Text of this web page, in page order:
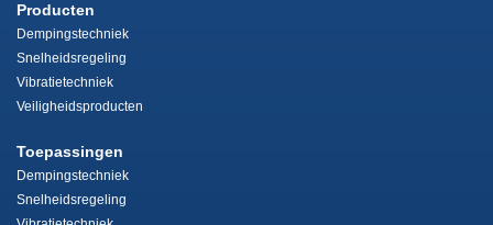
Producten
Dempingstechniek
Snelheidsregeling
Vibratietechniek
Veiligheidsproducten
Toepassingen
Dempingstechniek
Snelheidsregeling